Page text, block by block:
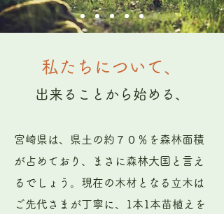
​私たちについて、
出来ることから始める、
宮崎県は、県土の約７０％を森林面積
が占めており、まさに森林大国と言え
るでしょう。現在の木材となる立木は
ご先代さまが丁寧に、1本1本苗植えを